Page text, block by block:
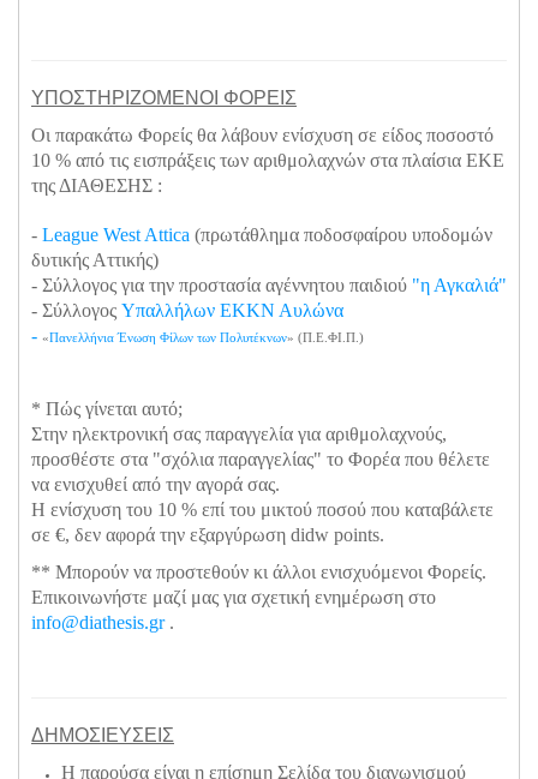
ΥΠΟΣΤΗΡΙΖΟΜΕΝΟΙ ΦΟΡΕΙΣ
Οι παρακάτω Φορείς θα λάβουν ενίσχυση σε είδος ποσοστό
10 % από τις εισπράξεις των αριθμολαχνών στα πλαίσια ΕΚΕ
της ΔΙΑΘΕΣΗΣ :
- League West Attica (πρωτάθλημα ποδοσφαίρου υποδομών
δυτικής Αττικής)
- Σύλλογος για την προστασία αγέννητου παιδιού "η Αγκαλιά"
- Σύλλογος Υπαλλήλων ΕΚΚΝ Αυλώνα
- «Πανελλήνια Ένωση Φίλων των Πολυτέκνων» (Π.Ε.ΦΙ.Π.)
* Πώς γίνεται αυτό;
Στην ηλεκτρονική σας παραγγελία για αριθμολαχνούς,
προσθέστε στα "σχόλια παραγγελίας" το Φορέα που θέλετε
να ενισχυθεί από την αγορά σας.
Η ενίσχυση του 10 % επί του μικτού ποσού που καταβάλετε
σε €, δεν αφορά την εξαργύρωση didw points.
** Μπορούν να προστεθούν κι άλλοι ενισχυόμενοι Φορείς.
Επικοινωνήστε μαζί μας για σχετική ενημέρωση στο
info@diathesis.gr.
ΔΗΜΟΣΙΕΥΣΕΙΣ
Η παρούσα είναι η επίσημη Σελίδα του διαγωνισμού